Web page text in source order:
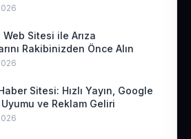
Sitesi ile Arıza
Rakibinizden Önce Alın
Sitesi: Hızlı Yayın, Google
ve Reklam Geliri